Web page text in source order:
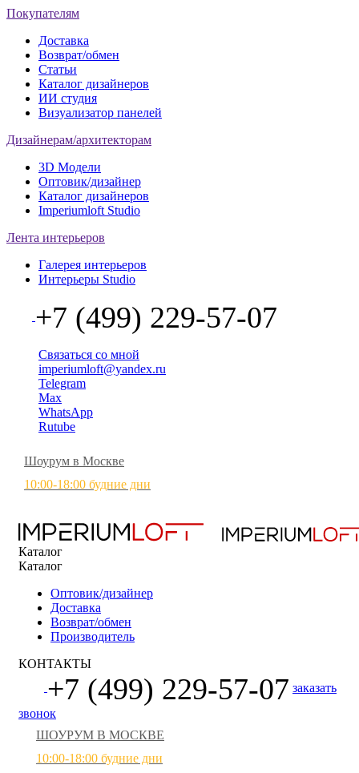
Покупателям
Доставка
Возврат/обмен
Статьи
Каталог дизайнеров
ИИ студия
Визуализатор панелей
Дизайнерам/архитекторам
3D Модели
Оптовик/дизайнер
Каталог дизайнеров
Imperiumloft Studio
Лента интерьеров
Галерея интерьеров
Интерьеры Studio
+7 (499) 229-57-07
Связаться со мной
imperiumloft@yandex.ru
Telegram
Max
WhatsApp
Rutube
Шоурум в Москве
10:00-18:00 будние дни
Каталог
Каталог
Оптовик/дизайнер
Доставка
Возврат/обмен
Производитель
КОНТАКТЫ
+7 (499) 229-57-07 заказать
звонок
ШОУРУМ В МОСКВЕ
10:00-18:00 будние дни